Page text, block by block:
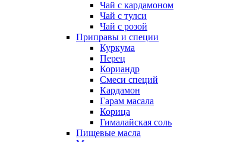
Чай с кардамоном
Чай с тулси
Чай с розой
Приправы и специи
Куркума
Перец
Кориандр
Смеси специй
Кардамон
Гарам масала
Корица
Гималайская соль
Пищевые масла